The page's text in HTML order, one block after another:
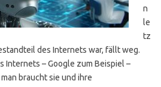
n
le
tz
des Internets war, fällt weg.
Internets – Google zum Beispiel –
braucht sie und ihre